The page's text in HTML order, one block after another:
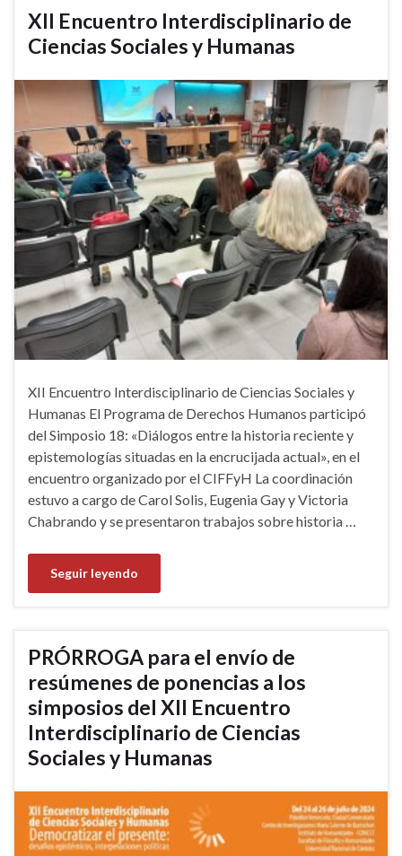
XII Encuentro Interdisciplinario de
Ciencias Sociales y Humanas
XII Encuentro Interdisciplinario de Ciencias Sociales y
Humanas El Programa de Derechos Humanos participó
del Simposio 18: «Diálogos entre la historia reciente y
epistemologías situadas en la encrucijada actual», en el
encuentro organizado por el CIFFyH La coordinación
estuvo a cargo de Carol Solis, Eugenia Gay y Victoria
Chabrando y se presentaron trabajos sobre historia …
Seguir leyendo
PRÓRROGA para el envío de
resúmenes de ponencias a los
simposios del XII Encuentro
Interdisciplinario de Ciencias
Sociales y Humanas